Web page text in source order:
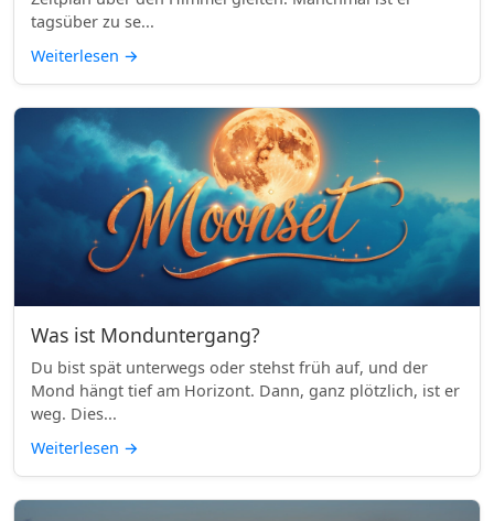
tagsüber zu se...
Weiterlesen →
Was ist Monduntergang?
Du bist spät unterwegs oder stehst früh auf, und der
Mond hängt tief am Horizont. Dann, ganz plötzlich, ist er
weg. Dies...
Weiterlesen →